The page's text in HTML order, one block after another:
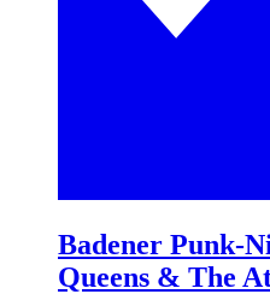
Badener Punk-
Queens & The